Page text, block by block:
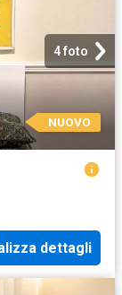
4 foto
NUOVO
dettagli